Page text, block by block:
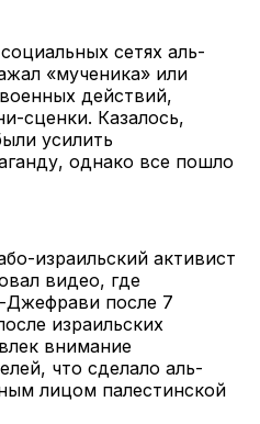
сетях аль-
«мученика» или
действий,
сценки. Казалось,
усилить
однако все пошло
израильский активист
видео, где
Джефрави после 7
израильских
внимание
что сделало аль-
лицом палестинской